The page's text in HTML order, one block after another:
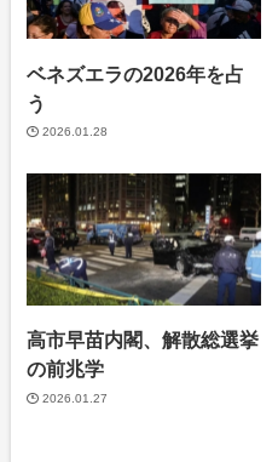
ベネズエラの2026年を占
う
2026.01.28
高市早苗内閣、解散総選挙
の前兆学
2026.01.27